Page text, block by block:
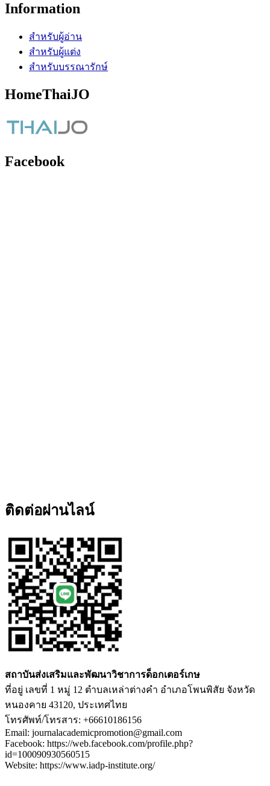
Information
สำหรับผู้อ่าน
สำหรับผู้แต่ง
สำหรับบรรณารักษ์
HomeThaiJO
Facebook
ติดต่อผ่านไลน์
สถาบันส่งเสริมและพัฒนาวิชาการด็อกเตอร์เกษ
ที่อยู่ เลขที่ 1 หมู่ 12 ตำบลเหล่าต่างคำ อำเภอโพนพิสัย จังหวัด
หนองคาย 43120, ประเทศไทย
โทรศัพท์/โทรสาร: +66610186156
Email: journalacademicpromotion@gmail.com
Facebook: https://web.facebook.com/profile.php?
id=100090930560515
Website: https://www.iadp-institute.org/